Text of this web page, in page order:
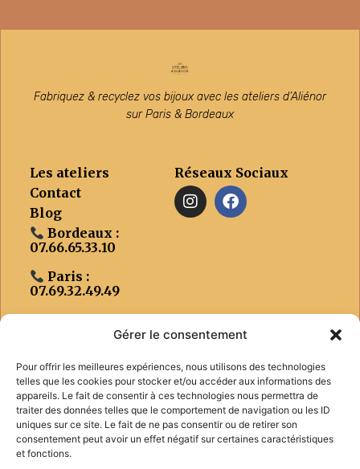
Gérer le consentement
Pour offrir les meilleures expériences, nous utilisons des technologies
telles que les cookies pour stocker et/ou accéder aux informations des
appareils. Le fait de consentir à ces technologies nous permettra de
traiter des données telles que le comportement de navigation ou les ID
uniques sur ce site. Le fait de ne pas consentir ou de retirer son
consentement peut avoir un effet négatif sur certaines caractéristiques
et fonctions.
Fabriquez & recyclez vos bijoux avec les ateliers d’Aliénor
sur Paris & Bordeaux
Les ateliers
Contact
Blog
Bordeaux :
07.66.65.33.10
Paris :
07.69.32.49.49
Réseaux Sociaux
Infos
4 rue Pleyel 75012 Paris
2 Cr Evrard de Fayolle,
33300 Bordeaux